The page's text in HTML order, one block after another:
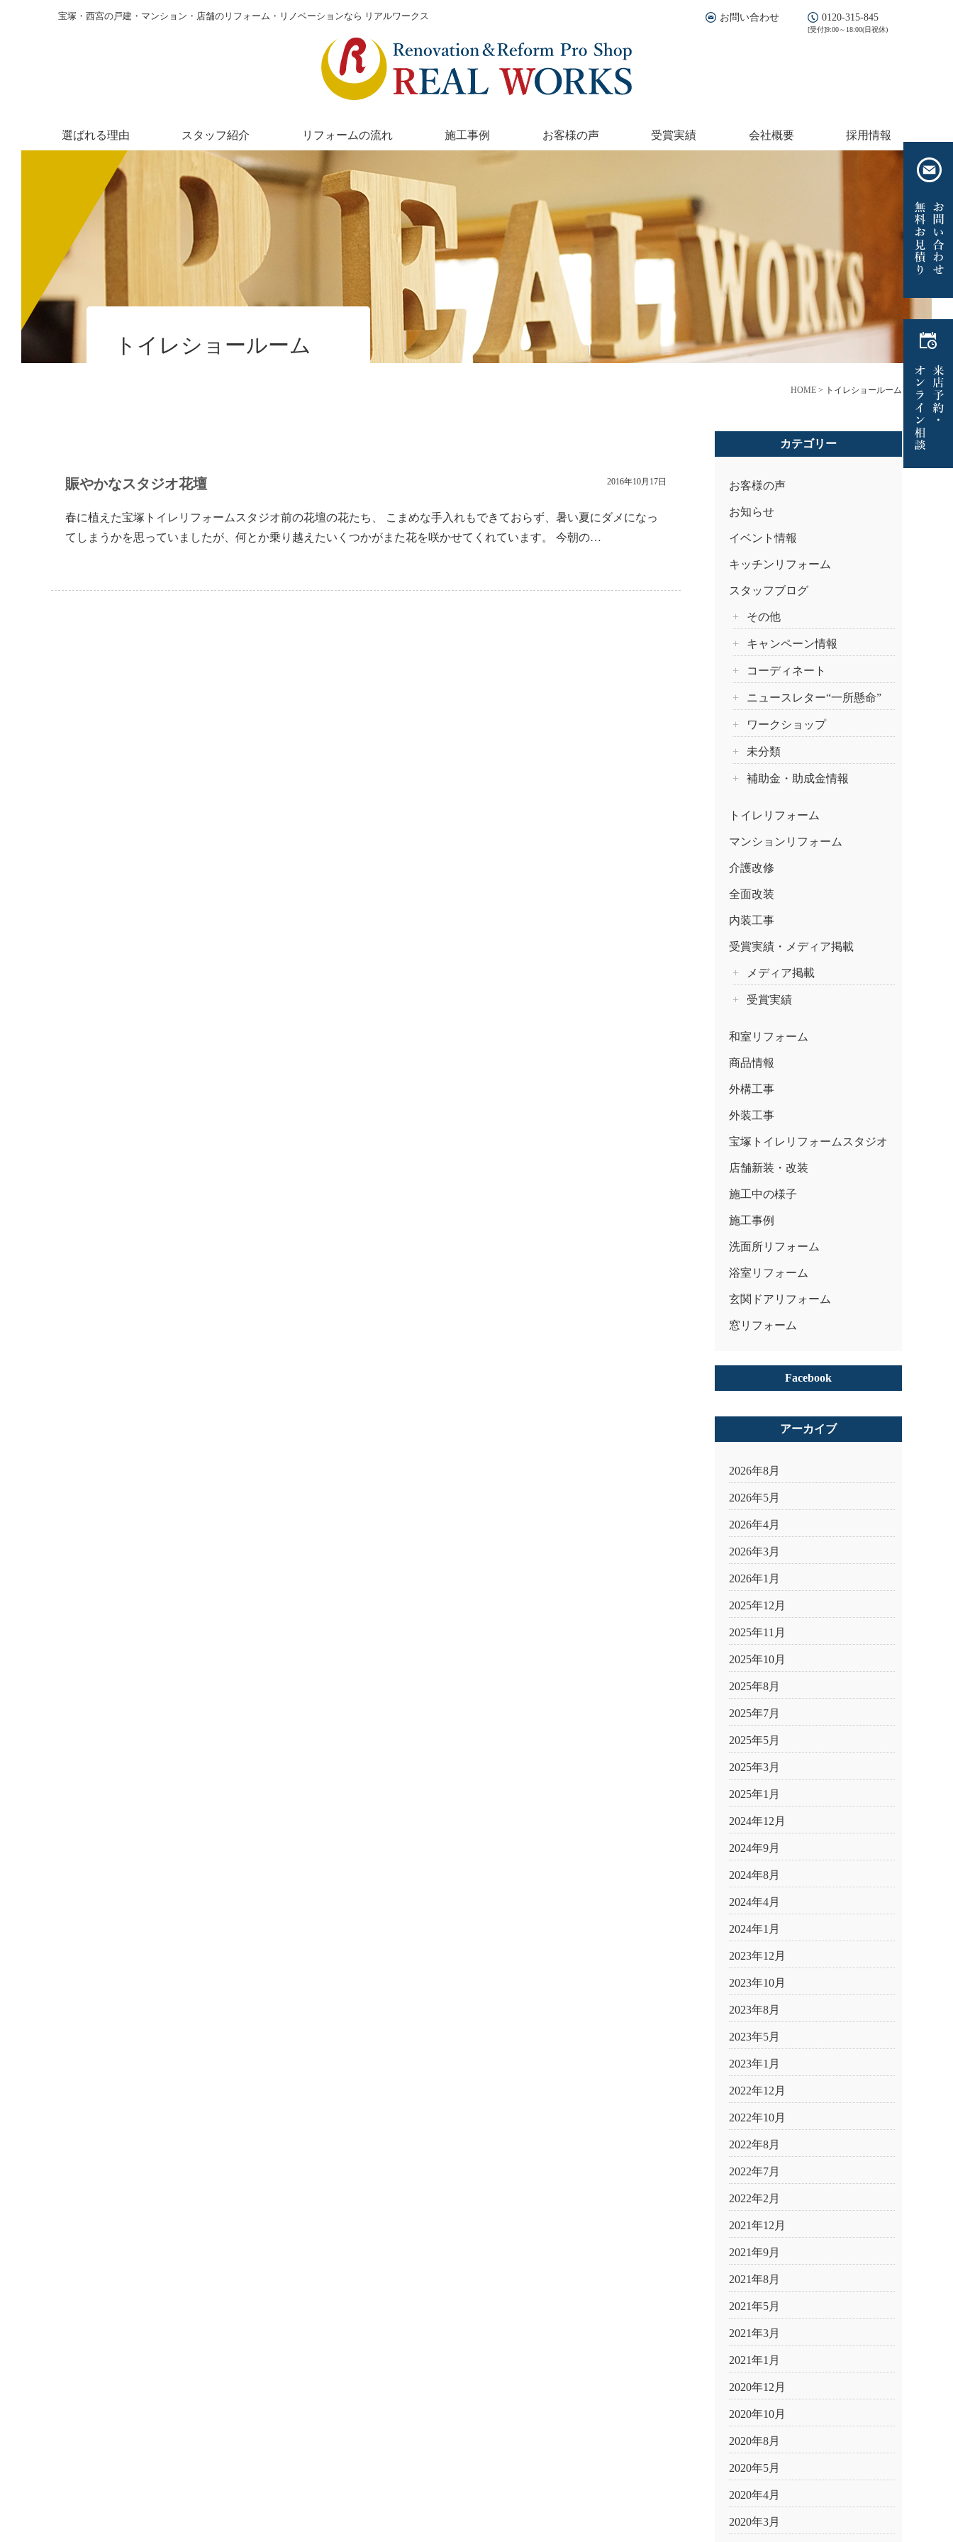
宝塚・西宮の戸建・マンション・店舗のリフォーム・リノベーションなら リアルワークス お問い合わせ 0120-315-845
[受付]9:00～18:00(日祝休)
選ばれる理由 スタッフ紹介 リフォームの流れ 施工事例 お客様の声 受賞実績 会社概要 採用情報
トイレショールーム
HOME > トイレショールーム
賑やかなスタジオ花壇 2016年10月17日
春に植えた宝塚トイレリフォームスタジオ前の花壇の花たち、 こまめな手入れもできておらず、暑い夏にダメになっ
てしまうかを思っていましたが、何とか乗り越えたいくつかがまた花を咲かせてくれています。 今朝の…
カテゴリー
お客様の声
お知らせ
イベント情報
キッチンリフォーム
スタッフブログ
その他
キャンペーン情報
コーディネート
ニュースレター“一所懸命”
ワークショップ
未分類
補助金・助成金情報
トイレリフォーム
マンションリフォーム
介護改修
全面改装
内装工事
受賞実績・メディア掲載
メディア掲載
受賞実績
和室リフォーム
商品情報
外構工事
外装工事
宝塚トイレリフォームスタジオ
店舗新装・改装
施工中の様子
施工事例
洗面所リフォーム
浴室リフォーム
玄関ドアリフォーム
窓リフォーム
Facebook
アーカイブ
2026年8月
2026年5月
2026年4月
2026年3月
2026年1月
2025年12月
2025年11月
2025年10月
2025年8月
2025年7月
2025年5月
2025年3月
2025年1月
2024年12月
2024年9月
2024年8月
2024年4月
2024年1月
2023年12月
2023年10月
2023年8月
2023年5月
2023年1月
2022年12月
2022年10月
2022年8月
2022年7月
2022年2月
2021年12月
2021年9月
2021年8月
2021年5月
2021年3月
2021年1月
2020年12月
2020年10月
2020年8月
2020年5月
2020年4月
2020年3月